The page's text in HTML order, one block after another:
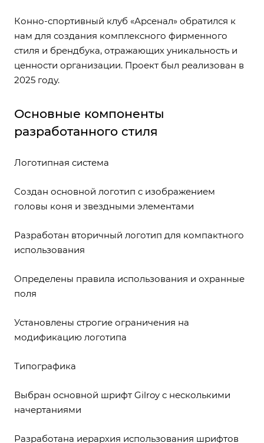
Конно-спортивный клуб «Арсенал» обратился к
нам для создания комплексного фирменного
стиля и брендбука, отражающих уникальность и
ценности организации. Проект был реализован в
2025 году.
Основные компоненты
разработанного стиля
Логотипная система
Создан основной логотип с изображением
головы коня и звездными элементами
Разработан вторичный логотип для компактного
использования
Определены правила использования и охранные
поля
Установлены строгие ограничения на
модификацию логотипа
Типографика
Выбран основной шрифт Gilroy с несколькими
начертаниями
Разработана иерархия использования шрифтов